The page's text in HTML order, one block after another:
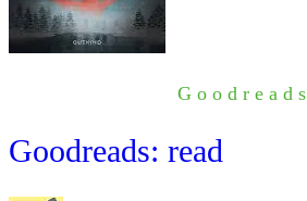
Goodreads
Goodreads: read